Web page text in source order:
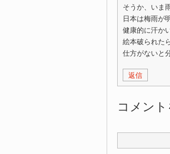
そうか、いま
日本は梅雨が
健康的に汗か
絵本破られた
仕方がないと
返信
コメント